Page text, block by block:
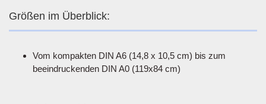
Größen im Überblick:
Vom kompakten DIN A6 (14,8 x 10,5 cm) bis zum
beeindruckenden DIN A0 (119x84 cm)